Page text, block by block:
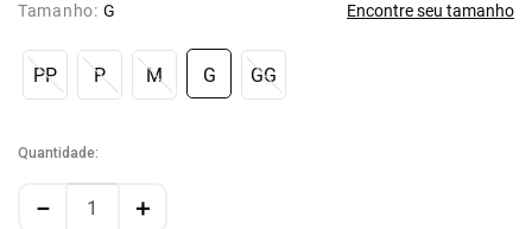
Tamanho: G Encontre seu tamanho
PP P M G GG
Quantidade
＋
－